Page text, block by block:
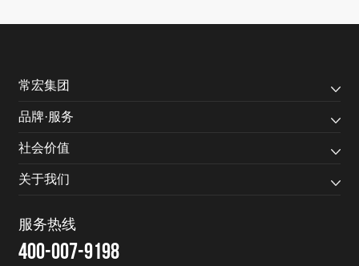
常宏集团
品牌·服务
社会价值
关于我们
服务热线
400-007-9198